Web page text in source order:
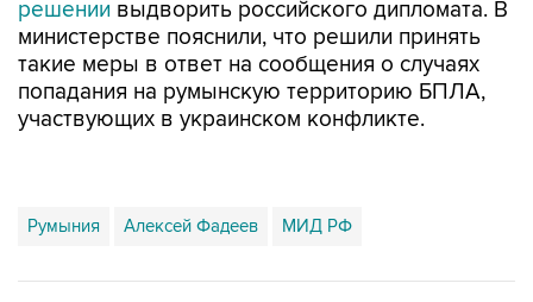
решении выдворить российского дипломата. В
министерстве пояснили, что решили принять
такие меры в ответ на сообщения о случаях
попадания на румынскую территорию БПЛА,
участвующих в украинском конфликте.
Румыния Алексей Фадеев МИД РФ